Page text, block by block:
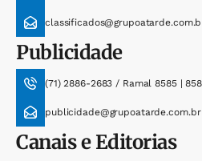
Publicidade
(71) 2886-2683 / Ramal 8585 |
publicidade@grupoatarde.com.br
Canais e Editorias